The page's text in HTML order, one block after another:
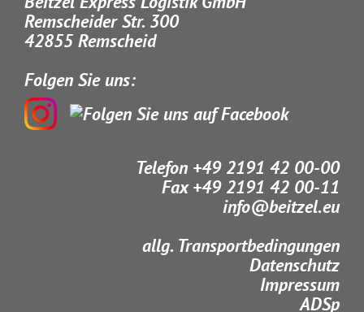
Remscheider Str. 300
42855 Remscheid
Folgen Sie uns:
Telefon +49 2191 42 00-00
Fax +49 2191 42 00-11
info@beitzel.eu
allg. Transportbedingungen
Datenschutz
Impressum
ADSp